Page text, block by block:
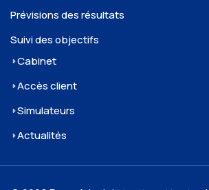
Prévisions des résultats
Suivi des objectifs
Cabinet
Accès client
Simulateurs
Actualités